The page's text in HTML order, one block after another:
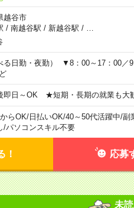
越谷市
/ 南越谷駅 / 新越谷駅 /
る日勤・夜勤） ▼8：00～17：00／
即日～OK ★短期・長期の就業も大
らOK/日払いOK/40～50代活躍中/副
/パソコンスキル不要
！ 応募
未読